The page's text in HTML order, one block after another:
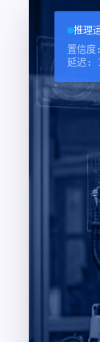
推理
置信
延迟: